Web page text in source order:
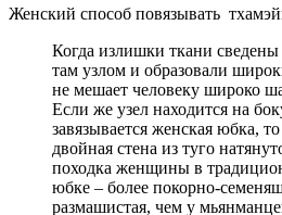
Женский способ повязывать
Когда излишки ткани
там узлом и образовали
не мешает человеку широко
Если же узел находится на
завязывается женская юбка,
двойная стена из туго
походка женщины в
юбке – более покорно-
размашистая, чем у